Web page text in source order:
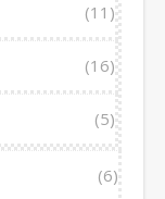
(11)
(16)
(5)
(6)